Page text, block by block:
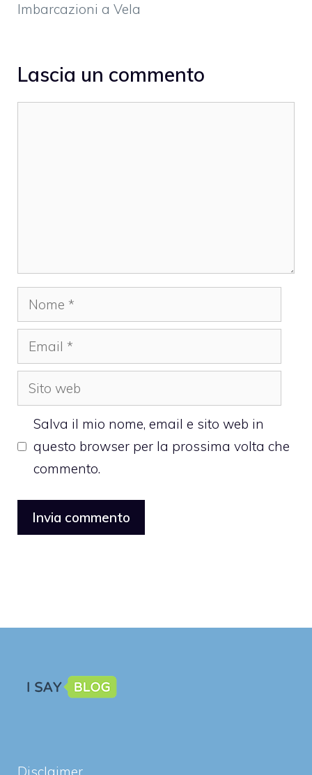
Imbarcazioni a Vela
Lascia un commento
Nome
Email
Sito
web
Salva il mio nome, email e sito web in
questo browser per la prossima volta che
commento.
Disclaimer